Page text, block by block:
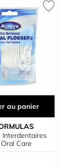
au panier
Interdentaires
Care